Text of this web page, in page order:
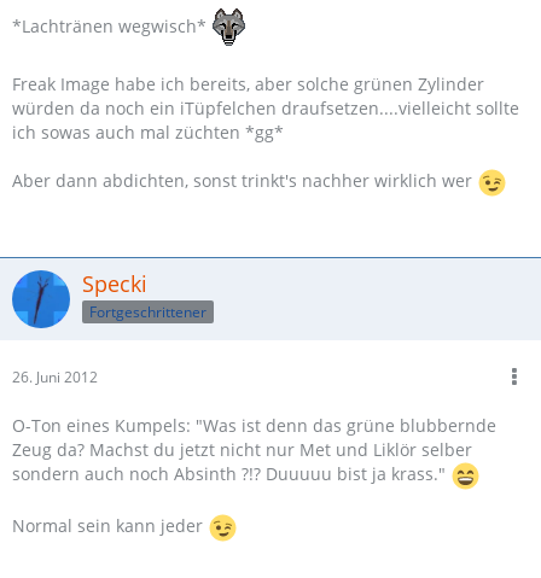
*Lachtränen wegwisch*
Freak Image habe ich bereits, aber solche grünen Zylinder
würden da noch ein iTüpfelchen draufsetzen....vielleicht sollte
ich sowas auch mal züchten *gg*
Aber dann abdichten, sonst trinkt's nachher wirklich wer
Specki
Fortgeschrittener
26. Juni 2012
O-Ton eines Kumpels: "Was ist denn das grüne blubbernde
Zeug da? Machst du jetzt nicht nur Met und Liklör selber
sondern auch noch Absinth ?!? Duuuuu bist ja krass."
Normal sein kann jeder